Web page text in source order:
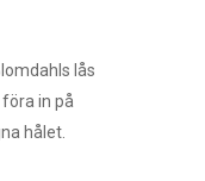
lås
in på
hålet.